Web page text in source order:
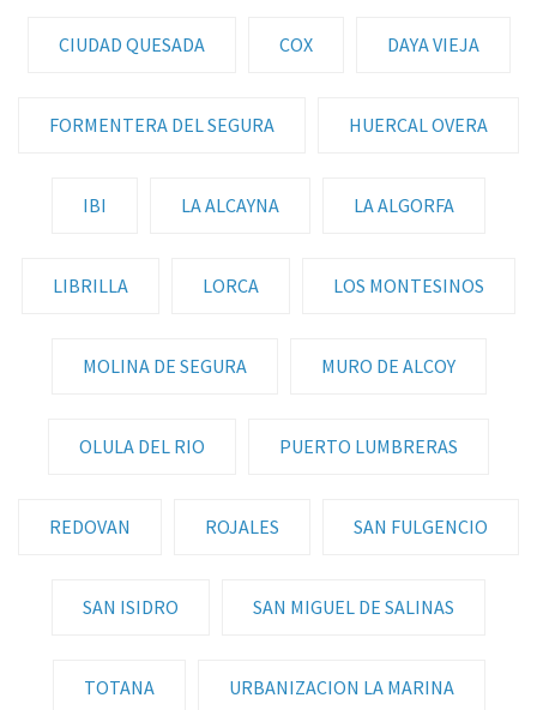
CIUDAD QUESADA COX DAYA VIEJA
FORMENTERA DEL SEGURA HUERCAL OVERA
IBI LA ALCAYNA LA ALGORFA
LIBRILLA LORCA LOS MONTESINOS
MOLINA DE SEGURA MURO DE ALCOY
OLULA DEL RIO PUERTO LUMBRERAS
REDOVAN ROJALES SAN FULGENCIO
SAN ISIDRO SAN MIGUEL DE SALINAS
TOTANA URBANIZACION LA MARINA